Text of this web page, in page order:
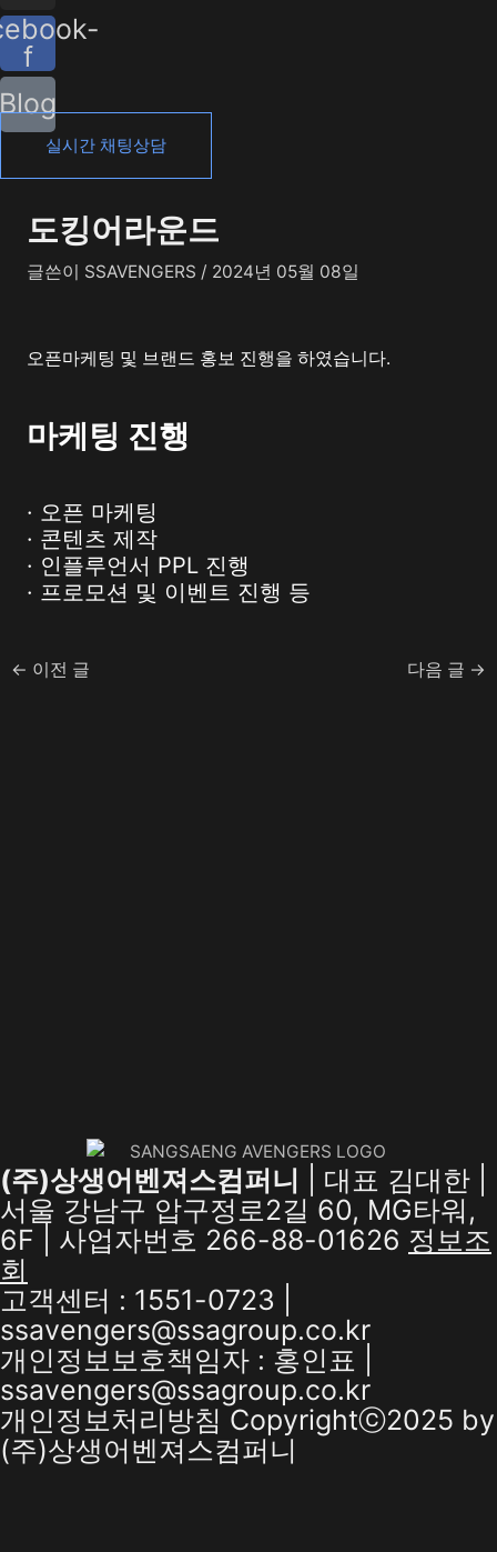
f
Blog
실시간 채팅상담
도킹어라운드
글쓴이 SSAVENGERS / 2024년 05월 08일
오픈마케팅 및 브랜드 홍보 진행을 하였습니다.
마케팅 진행
· 오픈 마케팅
· 콘텐츠 제작
· 인플루언서 PPL 진행
· 프로모션 및 이벤트 진행 등
← 이전 글 다음 글 →
(주)상생어벤져스컴퍼니 | 대표 김대한 |
서울 강남구 압구정로2길 60, MG타워,
6F | 사업자번호 266-88-01626 정보조
회
고객센터 : 1551-0723 |
ssavengers@ssagroup.co.kr
개인정보보호책임자 : 홍인표 |
ssavengers@ssagroup.co.kr
개인정보처리방침 Copyrightⓒ2025 by
(주)상생어벤져스컴퍼니